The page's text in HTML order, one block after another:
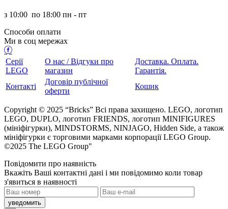
з 10:00 по 18:00 пн - пт
Способи оплати
Ми в соц мережах
Серії
LEGO
О нас / Відгуки про
магазин
Доставка. Оплата.
Гарантія.
Контакті
Договір публічної
оферти
Кошик
Copyright © 2025 “Bricks” Всі права захищено. LEGO, логотип
LEGO, DUPLO, логотип FRIENDS, логотип MINIFIGURES
(мініфігурки), MINDSTORMS, NINJAGO, Hidden Side, а також
мініфігурки є торговими марками корпорації LEGO Group.
©2025 The LEGO Group"
Повідомити про наявність
кажіть Ваші контактні дані і ми повідомимо коли товар
з'явиться в наявності